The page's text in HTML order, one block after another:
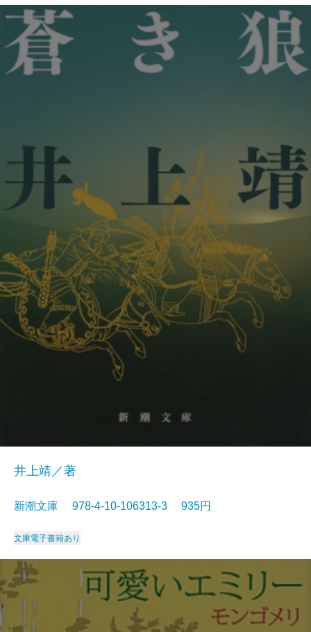
井上靖／著
新潮文庫 978-4-10-106313-3 935円
文庫電子書籍あり